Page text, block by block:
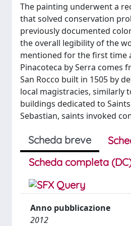
The painting underwent a
that solved conservation
previously documented
the overall legibility of the
mentioned for the first time
Pinacoteca by Serra comes
San Rocco built in 1505 by
local magistracies, similarly
buildings dedicated to
Sebastian, saints invoked
Scheda breve
Scheda completa
Anno pubblicazione
2012